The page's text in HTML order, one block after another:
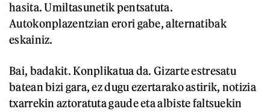
hasita. Umiltasunetik pentsatuta.
Autokonplazentzian erori gabe, alternatibak
eskainiz.
Bai, badakit. Konplikatua da. Gizarte estresatu
batean bizi gara, ez dugu ezertarako astirik, notizia
txarrekin aztoratuta gaude eta albiste faltsuekin